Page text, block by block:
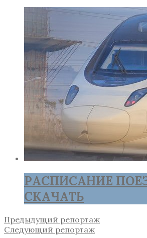
РАСПИСАНИЕ
СКАЧАТЬ
Предыдущий репортаж
Следующий репортаж